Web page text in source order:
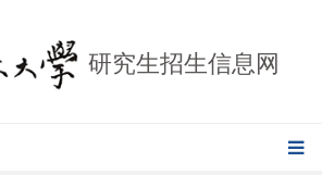
研究生招生信息网